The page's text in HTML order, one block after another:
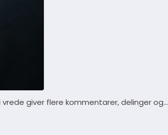
giver flere kommentarer, delinger og…